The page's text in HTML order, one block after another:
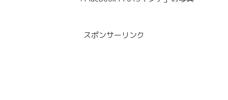
スポンサーリンク